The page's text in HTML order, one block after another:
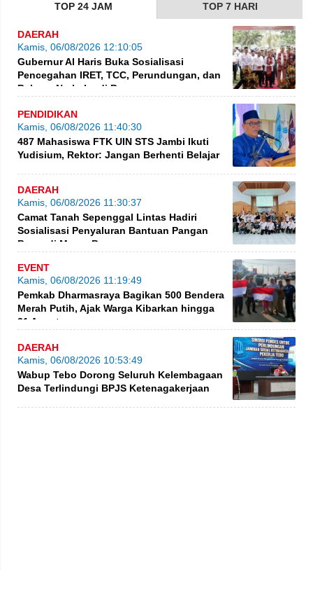
TOP 24 JAM TOP 7 HARI
DAERAH
Kamis, 06/08/2026 12:10:05
Gubernur Al Haris Buka Sosialisasi
Pencegahan IRET, TCC, Perundungan, dan
Bahaya Narkoba di Bungo
PENDIDIKAN
Kamis, 06/08/2026 11:40:30
487 Mahasiswa FTK UIN STS Jambi Ikuti
Yudisium, Rektor: Jangan Berhenti Belajar
DAERAH
Kamis, 06/08/2026 11:30:37
Camat Tanah Sepenggal Lintas Hadiri
Sosialisasi Penyaluran Bantuan Pangan
Beras di Muara Bungo
EVENT
Kamis, 06/08/2026 11:19:49
Pemkab Dharmasraya Bagikan 500 Bendera
Merah Putih, Ajak Warga Kibarkan hingga
31 Agustus
DAERAH
Kamis, 06/08/2026 10:53:49
Wabup Tebo Dorong Seluruh Kelembagaan
Desa Terlindungi BPJS Ketenagakerjaan